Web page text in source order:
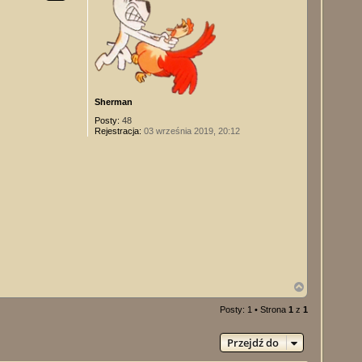
Sherman
Posty: 48
Rejestracja: 03 września 2019, 20:12
a
g
Posty: 1 • Strona 1 z 1
Przejdź do